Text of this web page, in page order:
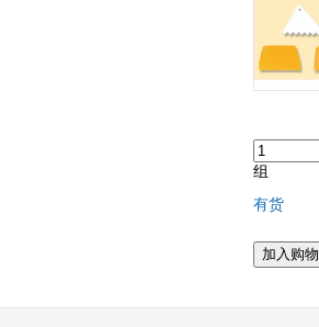
组
有货
加入购